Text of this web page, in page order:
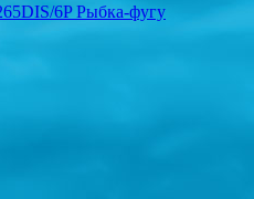
6P Рыбка-фугу